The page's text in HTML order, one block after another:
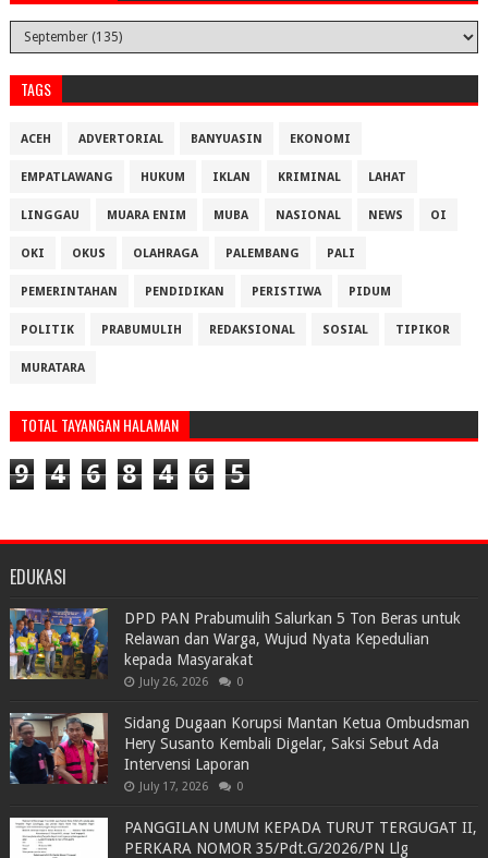
TAGS
ACEH ADVERTORIAL BANYUASIN EKONOMI
EMPATLAWANG HUKUM IKLAN KRIMINAL LAHAT
LINGGAU MUARA ENIM MUBA NASIONAL NEWS OI
OKI OKUS OLAHRAGA PALEMBANG PALI
PEMERINTAHAN PENDIDIKAN PERISTIWA PIDUM
POLITIK PRABUMULIH REDAKSIONAL SOSIAL TIPIKOR
MURATARA
TOTAL TAYANGAN HALAMAN
9 4 6 8 4 6 5
EDUKASI
DPD PAN Prabumulih Salurkan 5 Ton Beras untuk
Relawan dan Warga, Wujud Nyata Kepedulian
kepada Masyarakat
July 26, 2026 0
Sidang Dugaan Korupsi Mantan Ketua Ombudsman
Hery Susanto Kembali Digelar, Saksi Sebut Ada
Intervensi Laporan
July 17, 2026 0
PANGGILAN UMUM KEPADA TURUT TERGUGAT II,
PERKARA NOMOR 35/Pdt.G/2026/PN Llg